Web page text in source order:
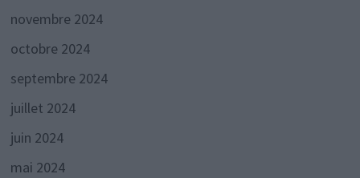
novembre 2024
octobre 2024
septembre 2024
juillet 2024
juin 2024
mai 2024